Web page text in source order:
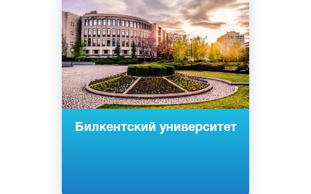
Билкентский университет
Анкара, Турция
Частный